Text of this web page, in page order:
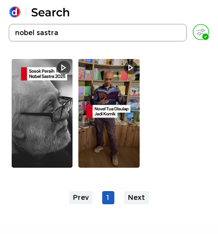
Yang sedang ramai dicari
Loading...
Promoted
Terakhir yang dicari
Prev 1 Next